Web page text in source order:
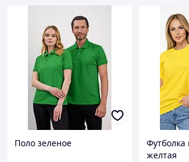
Поло зеленое
Футболка
желтая